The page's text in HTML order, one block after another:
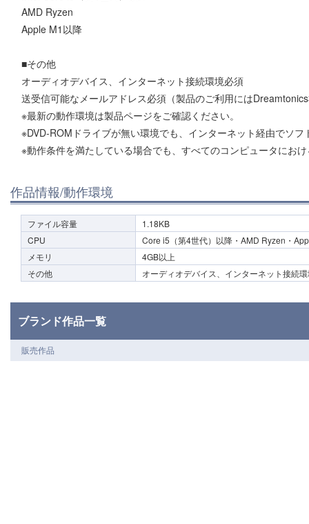
AMD Ryzen
Apple M1以降
■その他
オーディオデバイス、インターネット接続環境必須
送受信可能なメールアドレス必須（製品のご利用には
※最新の動作環境は製品ページをご確認ください。
※DVD-ROMドライブが無い環境でも、インターネット経由でソ
※動作条件を満たしている場合でも、すべてのコンピュータにお
作品情報/動作環境
ファイル容量
1.18KB
CPU
Core i5（第4世代）以降・AMD Ryzen・
メモリ
4GB以上
その他
オーディオデバイス、インターネット接続
ブランド作品一覧
販売作品